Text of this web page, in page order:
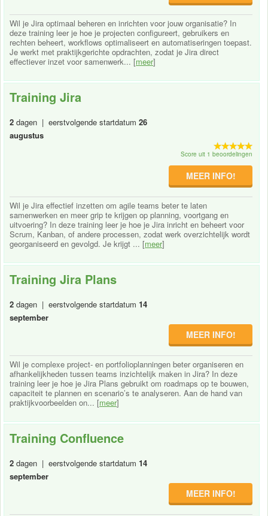
Wil je Jira optimaal beheren en inrichten voor jouw organisatie? In
deze training leer je hoe je projecten configureert, gebruikers en
rechten beheert, workflows optimaliseert en automatiseringen toepast.
Je werkt met praktijkgerichte opdrachten, zodat je Jira direct
effectiever inzet voor samenwerk... [meer]
Training Jira
2 dagen | eerstvolgende startdatum 26
augustus
Score uit 1 beoordelingen
MEER INFO!
Wil je Jira effectief inzetten om agile teams beter te laten
samenwerken en meer grip te krijgen op planning, voortgang en
uitvoering? In deze training leer je hoe je Jira inricht en beheert voor
Scrum, Kanban, of andere processen, zodat werk overzichtelijk wordt
georganiseerd en gevolgd. Je krijgt ... [meer]
Training Jira Plans
2 dagen | eerstvolgende startdatum 14
september
MEER INFO!
Wil je complexe project- en portfolioplanningen beter organiseren en
afhankelijkheden tussen teams inzichtelijk maken in Jira? In deze
training leer je hoe je Jira Plans gebruikt om roadmaps op te bouwen,
capaciteit te plannen en scenario’s te analyseren. Aan de hand van
praktijkvoorbeelden on... [meer]
Training Confluence
2 dagen | eerstvolgende startdatum 14
september
MEER INFO!